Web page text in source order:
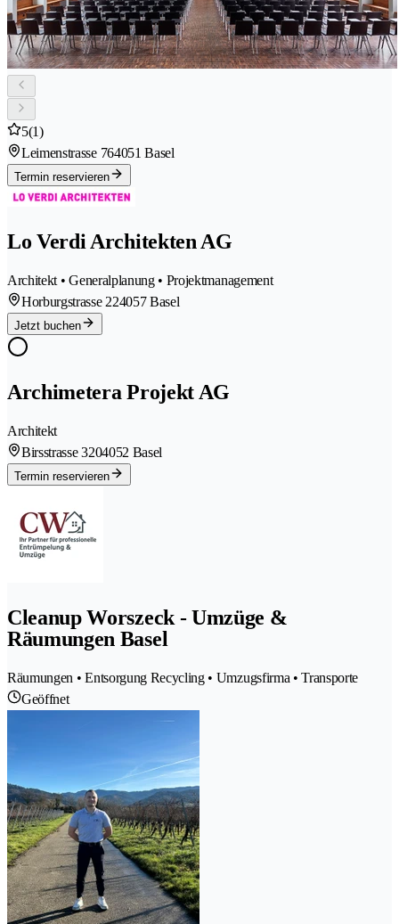
5(1)
Leimenstrasse 764051 Basel
Termin reservieren
Lo Verdi Architekten AG
Architekt • Generalplanung • Projektmanagement
Horburgstrasse 224057 Basel
Jetzt buchen
Archimetera Projekt AG
Architekt
Birsstrasse 3204052 Basel
Termin reservieren
Cleanup Worszeck - Umzüge &
Räumungen Basel
Räumungen • Entsorgung Recycling • Umzugsfirma • Transporte
Geöffnet